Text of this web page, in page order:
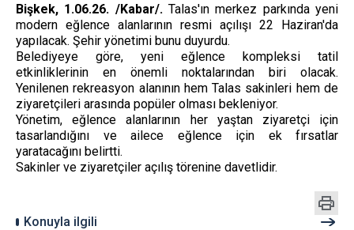
Bişkek, 1.06.26. /Kabar/. Talas'ın merkez parkında yeni
modern eğlence alanlarının resmi açılışı 22 Haziran'da
yapılacak. Şehir yönetimi bunu duyurdu.
Belediyeye göre, yeni eğlence kompleksi tatil
etkinliklerinin en önemli noktalarından biri olacak.
Yenilenen rekreasyon alanının hem Talas sakinleri hem de
ziyaretçileri arasında popüler olması bekleniyor.
Yönetim, eğlence alanlarının her yaştan ziyaretçi için
tasarlandığını ve ailece eğlence için ek fırsatlar
yaratacağını belirtti.
Sakinler ve ziyaretçiler açılış törenine davetlidir.
Konuyla ilgili